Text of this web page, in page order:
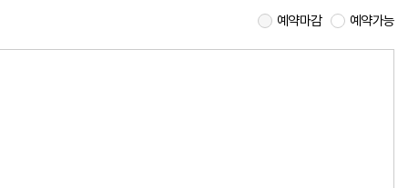
예약마감 예약가능